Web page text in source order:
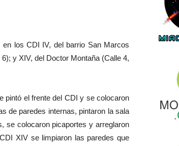
los CDI IV, del barrio San Marcos
y XIV, del Doctor Montaña (Calle 4,
pintó el frente del CDI y se colocaron
de paredes internas, pintaron la sala
se colocaron picaportes y arreglaron
XIV se limpiaron las paredes que